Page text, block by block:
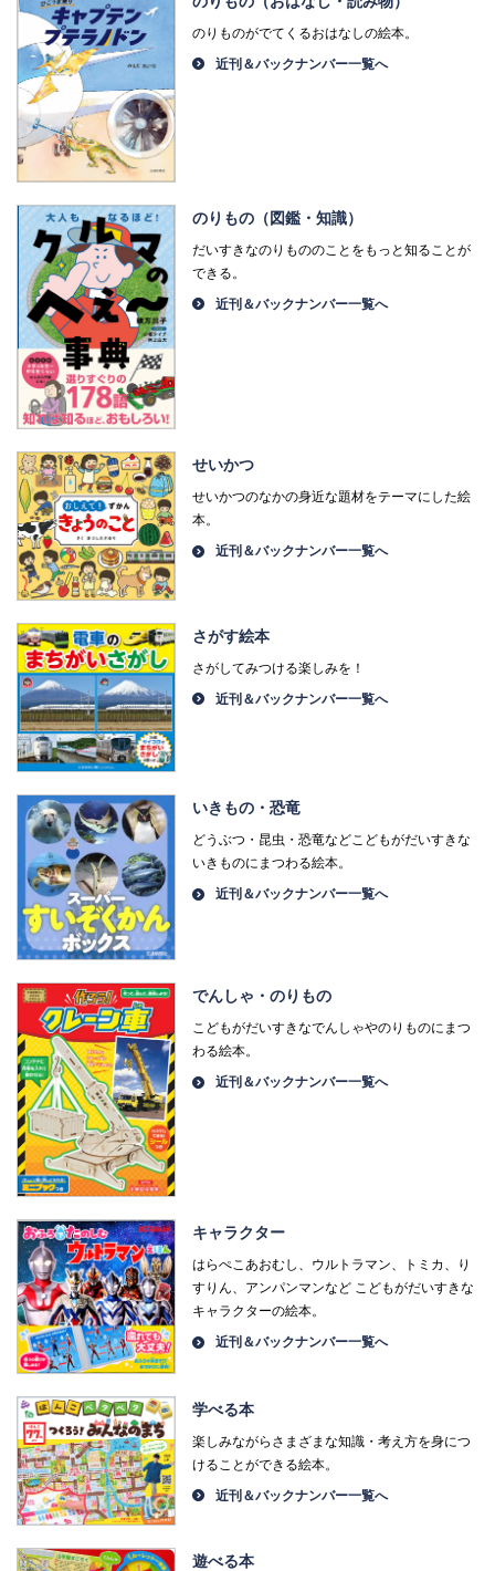
のりものがでてくるおはなしの絵本。
近刊＆バックナンバー一覧へ
のりもの（図鑑・知識）
だいすきなのりもののことをもっと知ることが
できる。
近刊＆バックナンバー一覧へ
せいかつ
せいかつのなかの身近な題材をテーマにした絵
本。
近刊＆バックナンバー一覧へ
さがす絵本
さがしてみつける楽しみを！
近刊＆バックナンバー一覧へ
いきもの・恐竜
どうぶつ・昆虫・恐竜などこどもがだいすきな
いきものにまつわる絵本。
近刊＆バックナンバー一覧へ
でんしゃ・のりもの
こどもがだいすきなでんしゃやのりものにまつ
わる絵本。
近刊＆バックナンバー一覧へ
キャラクター
はらぺこあおむし、ウルトラマン、トミカ、り
すりん、アンパンマンなど こどもがだいすきな
キャラクターの絵本。
近刊＆バックナンバー一覧へ
学べる本
楽しみながらさまざまな知識・考え方を身につ
けることができる絵本。
近刊＆バックナンバー一覧へ
遊べる本